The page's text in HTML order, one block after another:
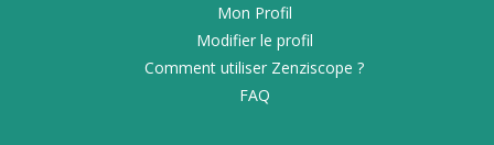
Mon Profil
Modifier le profil
Comment utiliser Zenziscope ?
FAQ